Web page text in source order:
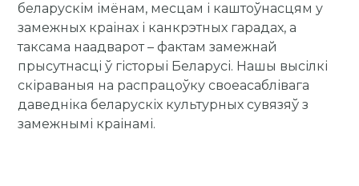
беларускім імёнам, месцам і каштоўнасцям у
замежных краінах і канкрэтных гарадах, а
таксама наадварот – фактам замежнай
прысутнасці ў гісторыі Беларусі. Нашы высілкі
скіраваныя на распрацоўку своеасаблівага
даведніка беларускіх культурных сувязяў з
замежнымі краінамі.